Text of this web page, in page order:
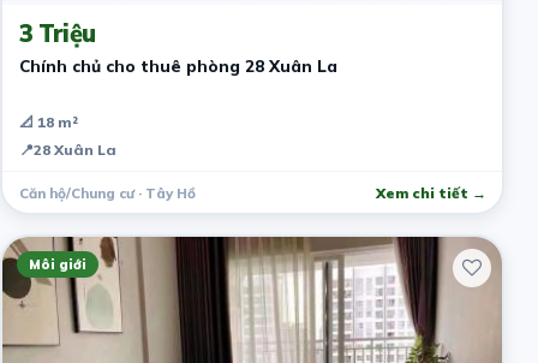
3 Triệu
Chính chủ cho thuê phòng 28 Xuân La
📐 18 m²
📍28 Xuân La
Căn hộ/Chung cư · Tây Hồ Xem chi tiết →
Môi giới